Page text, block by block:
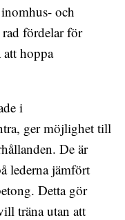
och
fördelar för
hoppa
i
ger möjlighet till
De är
lederna jämfört
Detta gör
träna utan att